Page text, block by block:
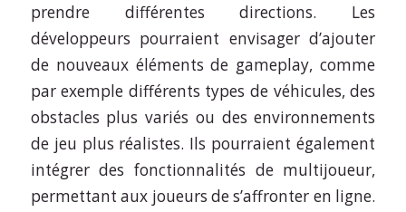
prendre différentes directions. Les
développeurs pourraient envisager d’ajouter
de nouveaux éléments de gameplay, comme
par exemple différents types de véhicules, des
obstacles plus variés ou des environnements
de jeu plus réalistes. Ils pourraient également
intégrer des fonctionnalités de multijoueur,
permettant aux joueurs de s’affronter en ligne.